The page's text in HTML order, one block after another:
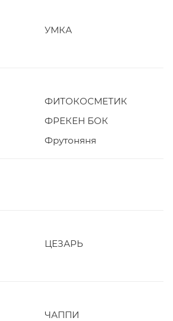
УМКА
ФИТОКОСМЕТИК
ФРЕКЕН БОК
Фрутоняня
ЦЕЗАРЬ
ЧАППИ